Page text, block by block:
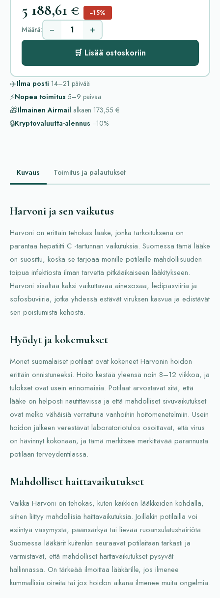
5 188,61 € −15%
Määrä: − +
🛒 Lisää ostoskoriin
✈️Ilma posti 14–21 päivää
⚡Nopea toimitus 5–9 päivää
🎁Ilmainen Airmail alkaen 173,55 €
🔒Kryptovaluutta-alennus −10%
Kuvaus Toimitus ja palautukset
Harvoni ja sen vaikutus
Harvoni on erittäin tehokas lääke, jonka tarkoituksena on
parantaa hepatiitti C -tartunnan vaikutuksia. Suomessa tämä lääke
on suosittu, koska se tarjoaa monille potilaille mahdollisuuden
toipua infektiosta ilman tarvetta pitkäaikaiseen lääkitykseen.
Harvoni sisältää kaksi vaikuttavaa ainesosaa, ledipasviiria ja
sofosbuviiria, jotka yhdessä estävät viruksen kasvua ja edistävät
sen poistumista kehosta.
Hyödyt ja kokemukset
Monet suomalaiset potilaat ovat kokeneet Harvonin hoidon
erittäin onnistuneeksi. Hoito kestää yleensä noin 8–12 viikkoa, ja
tulokset ovat usein erinomaisia. Potilaat arvostavat sitä, että
lääke on helposti nautittavissa ja että mahdolliset sivuvaikutukset
ovat melko vähäisiä verrattuna vanhoihin hoitomenetelmiin. Usein
hoidon jälkeen verestävät laboratoriotulos osoittavat, että virus
on hävinnyt kokonaan, ja tämä merkitsee merkittävää parannusta
potilaan terveydentilassa.
Mahdolliset haittavaikutukset
Vaikka Harvoni on tehokas, kuten kaikkien lääkkeiden kohdalla,
siihen liittyy mahdollisia haittavaikutuksia. Joillakin potilailla voi
esiintyä väsymystä, päänsärkyä tai lievää ruoansulatushäiriötä.
Suomessa lääkärit kuitenkin seuraavat potilaitaan tarkasti ja
varmistavat, että mahdolliset haittavaikutukset pysyvät
hallinnassa. On tärkeää ilmoittaa lääkärille, jos ilmenee
kummallisia oireita tai jos hoidon aikana ilmenee muita ongelmia.